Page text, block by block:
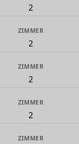
2
ZIMMER
2
ZIMMER
2
ZIMMER
2
ZIMMER